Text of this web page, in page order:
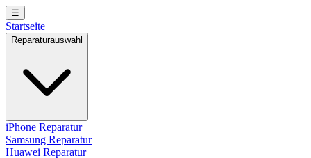
☰
Startseite
Reparaturauswahl
iPhone Reparatur
Samsung Reparatur
Huawei Reparatur